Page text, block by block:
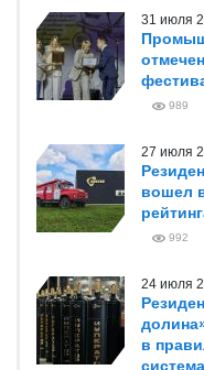
31 июля
989
27 июля
вошел
992
24 июля
в